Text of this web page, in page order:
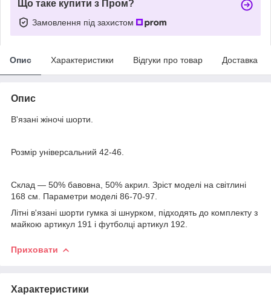
Що таке купити з Пром?
Замовлення під захистом
Опис Характеристики Відгуки про товар Доставка
Опис
В'язані жіночі шорти.
Розмір універсальний 42-46.
Склад — 50% бавовна, 50% акрил. Зріст моделі на світлині
168 см. Параметри моделі 86-70-97.
Літні в'язані шорти гумка зі шнурком, підходять до комплекту з
майкою артикул 191 і футболці артикул 192.
Приховати
Характеристики